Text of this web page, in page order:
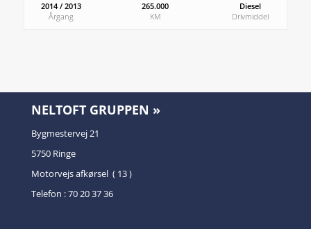
2014 / 2013
Årgang
265.000
KM
Diesel
Drivmiddel
NELTOFT GRUPPEN »
Bygmestervej 21
5750 Ringe
Motorvejs afkørsel ( 13 )
Telefon : 70 20 37 36